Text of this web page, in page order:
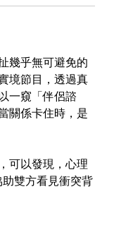
幾乎無可避免的
境節目，透過真
一窺「伴侶諮
關係卡住時，是
可以發現，心理
雙方看見衝突背